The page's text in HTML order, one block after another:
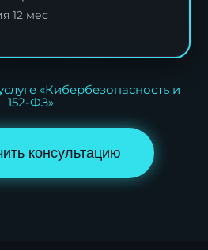
12 мес
«Кибербезопасность и
152-ФЗ»
консультацию